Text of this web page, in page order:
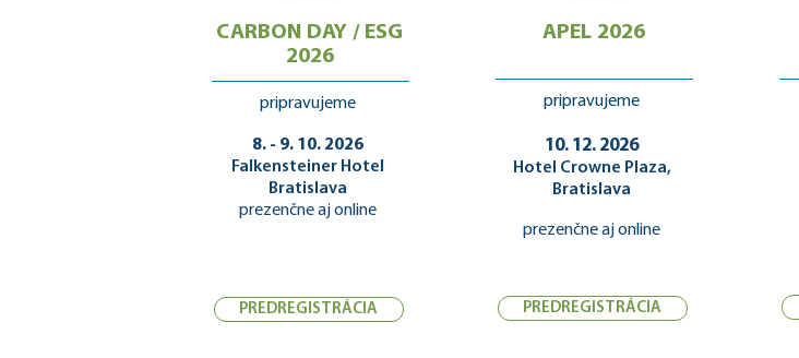
CARBON DAY / ESG
2026
pripravujeme
8. - 9. 10. 2026
Falkensteiner Hotel
Bratislava​
prezenčne aj online
PREDREGISTRÁCIA
APEL 2026
pripravujeme
10. 12. 2026
Hotel Crowne Plaza,
Bratislava
prezenčne aj online
PREDREGISTRÁCIA